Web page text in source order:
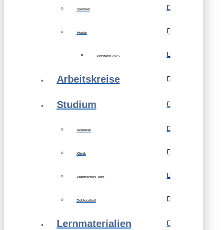
Gremien
Verein
Vorstand 2025
Arbeitskreise
Studium
Vorklinik
Klinik
Praktisches Jahr
Doktorarbeit
Lernmaterialien